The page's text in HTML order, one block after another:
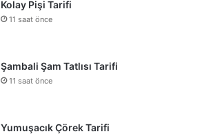
Kolay Pişi Tarifi
11 saat önce
Şambali Şam Tatlısı Tarifi
11 saat önce
Yumuşacık Çörek Tarifi